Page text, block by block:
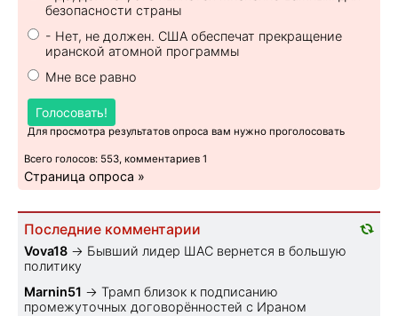
безопасности страны
- Нет, не должен. США обеспечат прекращение
иранской атомной программы
Мне все равно
Голосовать!
Для просмотра результатов опроса вам нужно проголосовать
Всего голосов: 553, комментариев 1
Страница опроса »
Последние комментарии
Vova18 → Бывший лидер ШАС вернется в большую
политику
Marnin51 → Трамп близок к подписанию
промежуточных договорённостей с Ираном